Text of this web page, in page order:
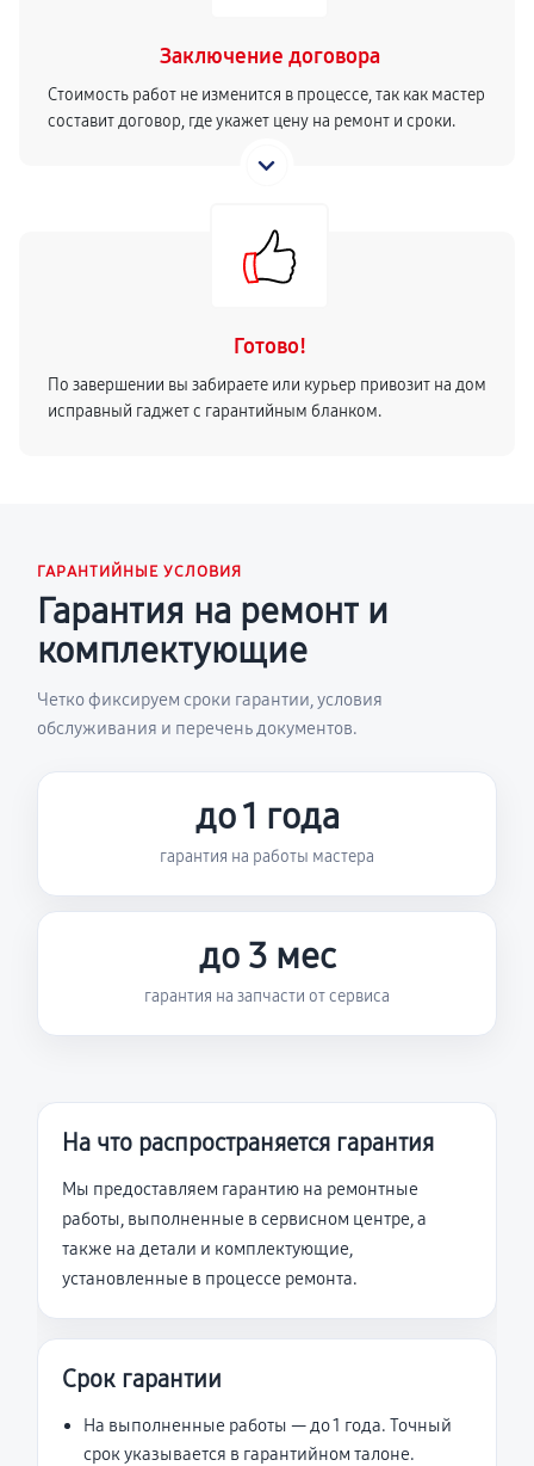
Заключение договора
Стоимость работ не изменится в процессе, так как мастер
составит договор, где укажет цену на ремонт и сроки.
Готово!
По завершении вы забираете или курьер привозит на дом
исправный гаджет с гарантийным бланком.
ГАРАНТИЙНЫЕ УСЛОВИЯ
Гарантия на ремонт и
комплектующие
Четко фиксируем сроки гарантии, условия
обслуживания и перечень документов.
до 1 года
гарантия на работы мастера
до 3 мес
гарантия на запчасти от сервиса
На что распространяется гарантия
Мы предоставляем гарантию на ремонтные
работы, выполненные в сервисном центре, а
также на детали и комплектующие,
установленные в процессе ремонта.
Срок гарантии
На выполненные работы — до 1 года. Точный
срок указывается в гарантийном талоне.